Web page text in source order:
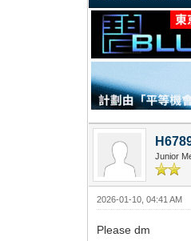
Junior
2026-01-10, 04:41 AM
Please dm